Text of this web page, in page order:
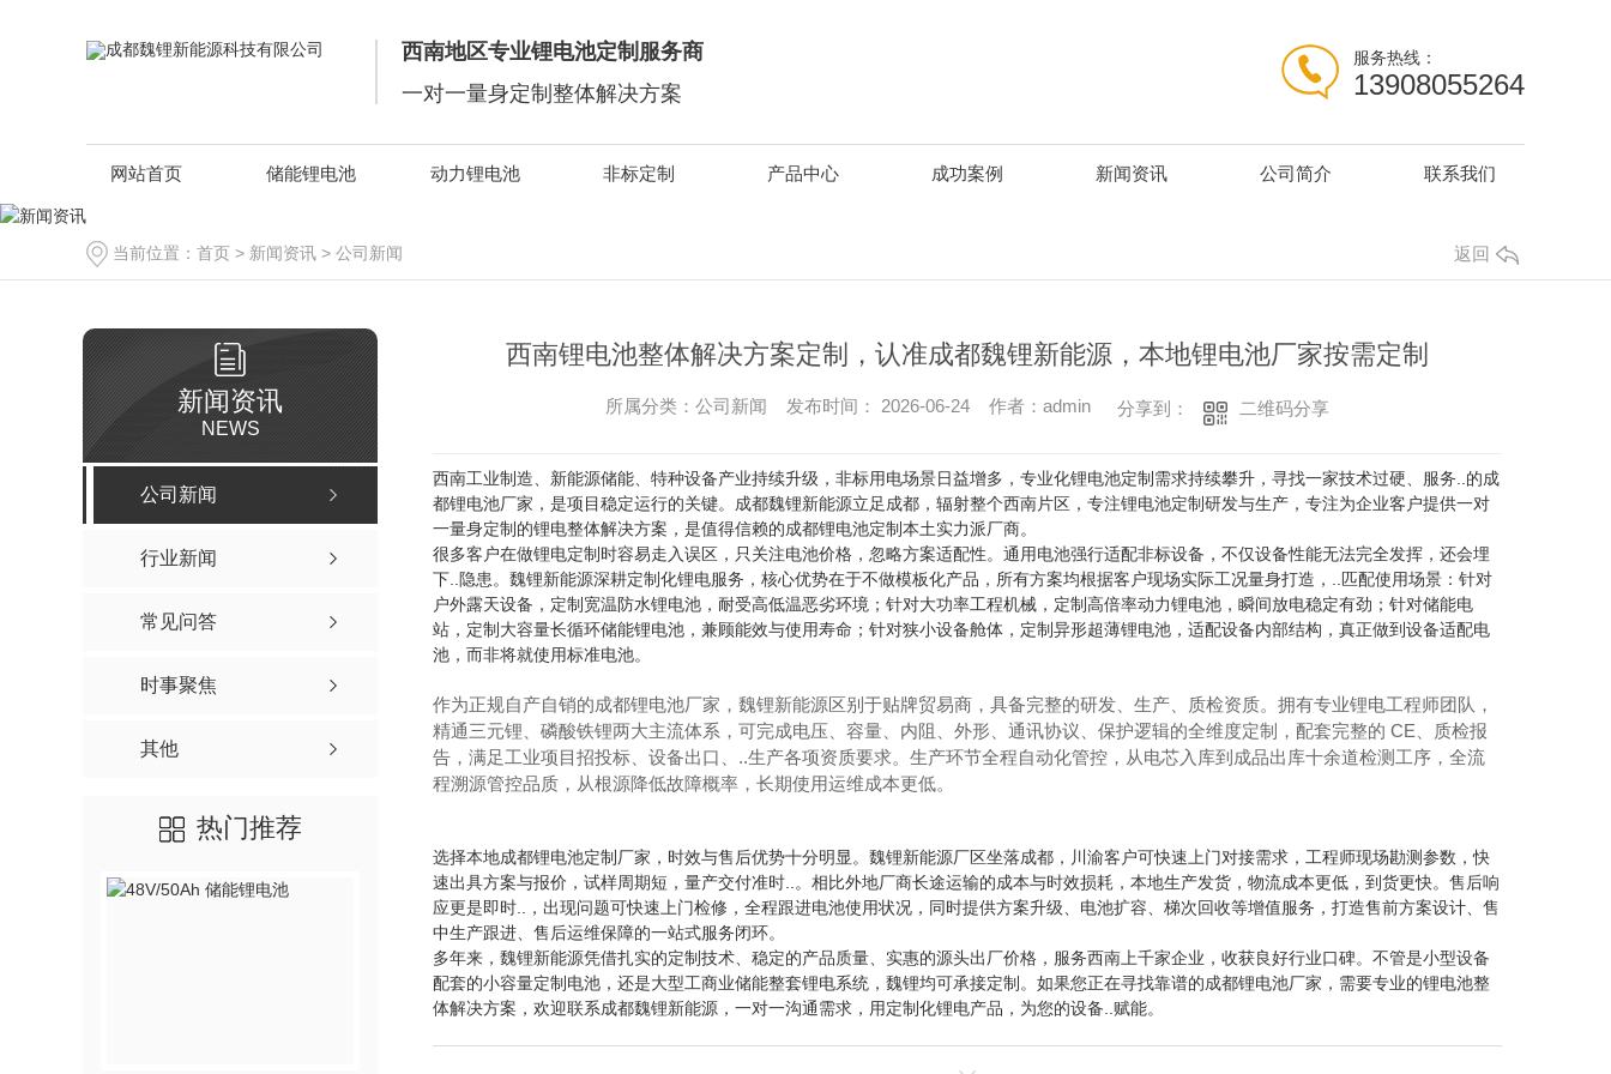
西南地区专业锂电池定制服务商
一对一量身定制整体解决方案
服务热线：
13908055264
网站首页 储能锂电池 动力锂电池 非标定制 产品中心 成功案例 新闻资讯 公司简介 联系我们
当前位置： 首页 > 新闻资讯 > 公司新闻 返回
新闻资讯
NEWS
公司新闻
行业新闻
常见问答
时事聚焦
其他
热门推荐
西南锂电池整体解决方案定制，认准成都魏锂新能源，本地锂电池厂家按需定制
所属分类：公司新闻 发布时间： 2026-06-24 作者：admin 分享到： 二维码分享
西南工业制造、新能源储能、特种设备产业持续升级，非标用电场景日益增多，专业化锂电池定制需求持续攀升，寻找一家技术过硬、服务..的成
都锂电池厂家，是项目稳定运行的关键。成都魏锂新能源立足成都，辐射整个西南片区，专注锂电池定制研发与生产，专注为企业客户提供一对
一量身定制的锂电整体解决方案，是值得信赖的成都锂电池定制本土实力派厂商。
很多客户在做锂电定制时容易走入误区，只关注电池价格，忽略方案适配性。通用电池强行适配非标设备，不仅设备性能无法完全发挥，还会埋
下..隐患。魏锂新能源深耕定制化锂电服务，核心优势在于不做模板化产品，所有方案均根据客户现场实际工况量身打造，..匹配使用场景：针对
户外露天设备，定制宽温防水锂电池，耐受高低温恶劣环境；针对大功率工程机械，定制高倍率动力锂电池，瞬间放电稳定有劲；针对储能电
站，定制大容量长循环储能锂电池，兼顾能效与使用寿命；针对狭小设备舱体，定制异形超薄锂电池，适配设备内部结构，真正做到设备适配电
池，而非将就使用标准电池。
作为正规自产自销的成都锂电池厂家，魏锂新能源区别于贴牌贸易商，具备完整的研发、生产、质检资质。拥有专业锂电工程师团队，
精通三元锂、磷酸铁锂两大主流体系，可完成电压、容量、内阻、外形、通讯协议、保护逻辑的全维度定制，配套完整的 CE、质检报
告，满足工业项目招投标、设备出口、..生产各项资质要求。生产环节全程自动化管控，从电芯入库到成品出库十余道检测工序，全流
程溯源管控品质，从根源降低故障概率，长期使用运维成本更低。
选择本地成都锂电池定制厂家，时效与售后优势十分明显。魏锂新能源厂区坐落成都，川渝客户可快速上门对接需求，工程师现场勘测参数，快
速出具方案与报价，试样周期短，量产交付准时..。相比外地厂商长途运输的成本与时效损耗，本地生产发货，物流成本更低，到货更快。售后响
应更是即时..，出现问题可快速上门检修，全程跟进电池使用状况，同时提供方案升级、电池扩容、梯次回收等增值服务，打造售前方案设计、售
中生产跟进、售后运维保障的一站式服务闭环。
多年来，魏锂新能源凭借扎实的定制技术、稳定的产品质量、实惠的源头出厂价格，服务西南上千家企业，收获良好行业口碑。不管是小型设备
配套的小容量定制电池，还是大型工商业储能整套锂电系统，魏锂均可承接定制。如果您正在寻找靠谱的成都锂电池厂家，需要专业的锂电池整
体解决方案，欢迎联系成都魏锂新能源，一对一沟通需求，用定制化锂电产品，为您的设备..赋能。